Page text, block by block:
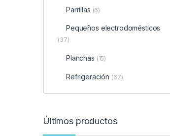
Parrillas (6)
Pequeños electrodomésticos
(37)
Planchas (15)
Refrigeración (67)
Últimos productos